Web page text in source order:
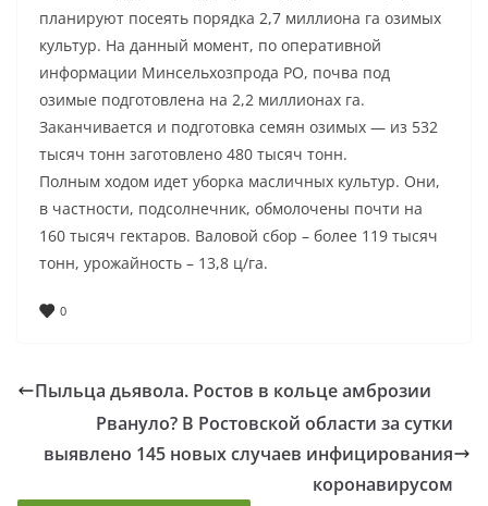
планируют посеять порядка 2,7 миллиона га озимых
культур. На данный момент, по оперативной
информации Минсельхозпрода РО, почва под
озимые подготовлена на 2,2 миллионах га.
Заканчивается и подготовка семян озимых — из 532
тысяч тонн заготовлено 480 тысяч тонн.
Полным ходом идет уборка масличных культур. Они,
в частности, подсолнечник, обмолочены почти на
160 тысяч гектаров. Валовой сбор – более 119 тысяч
тонн, урожайность – 13,8 ц/га.
0
Пыльца дьявола. Ростов в кольце амброзии
Рвануло? В Ростовской области за сутки
выявлено 145 новых случаев инфицирования
коронавирусом